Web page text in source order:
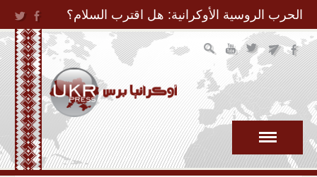
Jump to Navigation
الحرب الروسية الأوكرانية: هل اقترب السلام؟